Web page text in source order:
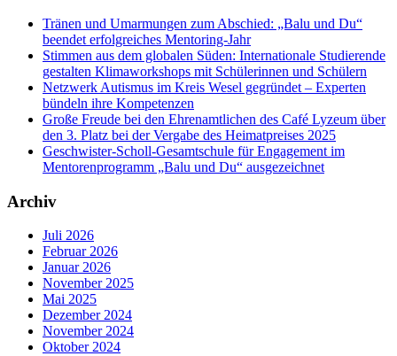
Tränen und Umarmungen zum Abschied: „Balu und Du“
beendet erfolgreiches Mentoring-Jahr
Stimmen aus dem globalen Süden: Internationale Studierende
gestalten Klimaworkshops mit Schülerinnen und Schülern
Netzwerk Autismus im Kreis Wesel gegründet – Experten
bündeln ihre Kompetenzen
Große Freude bei den Ehrenamtlichen des Café Lyzeum über
den 3. Platz bei der Vergabe des Heimatpreises 2025
Geschwister-Scholl-Gesamtschule für Engagement im
Mentorenprogramm „Balu und Du“ ausgezeichnet
Archiv
Juli 2026
Februar 2026
Januar 2026
November 2025
Mai 2025
Dezember 2024
November 2024
Oktober 2024